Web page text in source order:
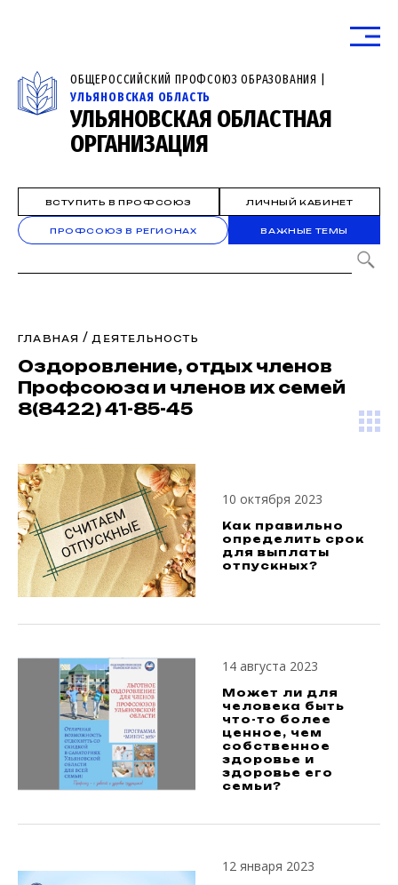
ОБЩЕРОССИЙСКИЙ ПРОФСОЮЗ ОБРАЗОВАНИЯ |
УЛЬЯНОВСКАЯ ОБЛАСТЬ
УЛЬЯНОВСКАЯ ОБЛАСТНАЯ
ОРГАНИЗАЦИЯ
ВСТУПИТЬ В ПРОФСОЮЗ ЛИЧНЫЙ КАБИНЕТ
ПРОФСОЮЗ В РЕГИОНАХ ВАЖНЫЕ ТЕМЫ
ГЛАВНАЯ /ДЕЯТЕЛЬНОСТЬ
Оздоровление, отдых членов
Профсоюза и членов их семей
8(8422) 41-85-45
10 октября 2023
Как правильно
определить срок
для выплаты
отпускных?
14 августа 2023
Может ли для
человека быть
что-то более
ценное, чем
собственное
здоровье и
здоровье его
семьи?
12 января 2023